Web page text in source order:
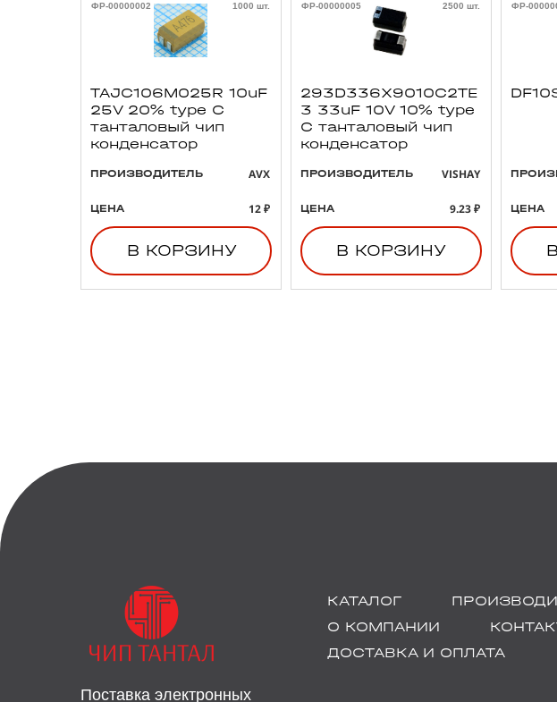
ФР-00000002
1000 шт.
TAJC106M025R 10uF
25V 20% type C
танталовый чип
конденсатор
ПРОИЗВОДИТЕЛЬ AVX
ЦЕНА 12 ₽
В КОРЗИНУ
ФР-00000005
2500 шт.
293D336X9010C2TE
3 33uF 10V 10% type
C танталовый чип
конденсатор
ПРОИЗВОДИТЕЛЬ VISHAY
ЦЕНА 9.23 ₽
В КОРЗИНУ
ФР-
ЦЕНА
Поставка электронных
КАТАЛОГ
О КОМПАНИИ
ДОСТАВКА И ОПЛАТА